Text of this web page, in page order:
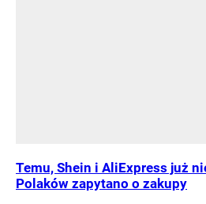
Temu, Shein i AliExpress już
Polaków zapytano o zakupy